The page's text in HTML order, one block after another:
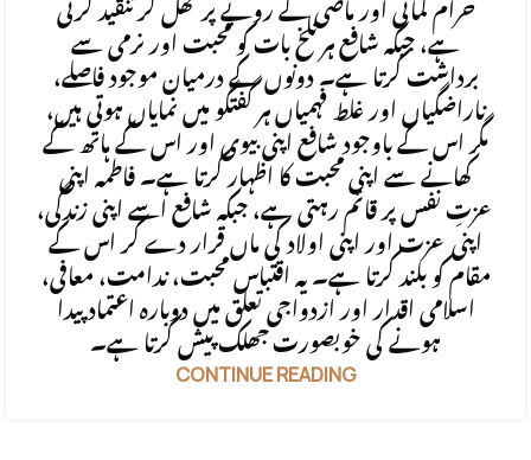
حرام کمائی اور ماضی کے رویے پر کھل کر تنقید کرتی
ہے، جبکہ شافع ہر تلخ بات کو محبت اور نرمی سے
برداشت کرتا ہے۔ دونوں کے درمیان موجود فاصلے،
ناراضگیاں اور غلط فہمیاں ہر گفتگو میں نمایاں ہوتی ہیں،
مگر اس کے باوجود شافع اپنی بیوی اور اس کے ہاتھ کے
کھانے سے اپنی محبت کا اظہار کرتا ہے۔ فاطمہ اپنی
عزتِ نفس پر قائم رہتی ہے، جبکہ شافع اسے اپنی زندگی،
اپنی عزت اور اپنی اولاد کی ماں قرار دے کر اس کے
مقام کو بلند کرتا ہے۔ یہ اقتباس محبت، ندامت، معافی،
اسلامی اقدار اور ازدواجی تعلق میں دوبارہ اعتماد پیدا
ہونے کی خوبصورت جھلک پیش کرتا ہے۔
CONTINUE READING